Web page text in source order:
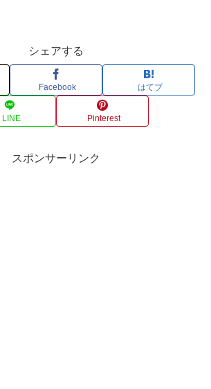
シェアする
Facebook はてブ
LINE Pinterest
スポンサーリンク